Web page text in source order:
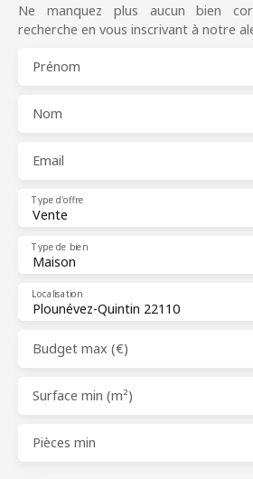
Ne manquez plus aucun bien
recherche en vous inscrivant à notre
Prénom
Nom
Email
Vente
Type d'offre
Maison
Type de bien
Plounévez-Quintin 22110
Localisation
Budget max (€)
Surface min (m²)
Pièces min